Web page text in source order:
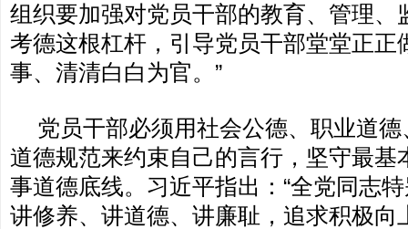
组织要加强对党员干部的教育、管理、
考德这根杠杆，引导党员干部堂堂正正
事、清清白白为官。”
党员干部必须用社会公德、职业道
道德规范来约束自己的言行，坚守最基
事道德底线。习近平指出：“全党同志
讲修养、讲道德、讲廉耻，追求积极向